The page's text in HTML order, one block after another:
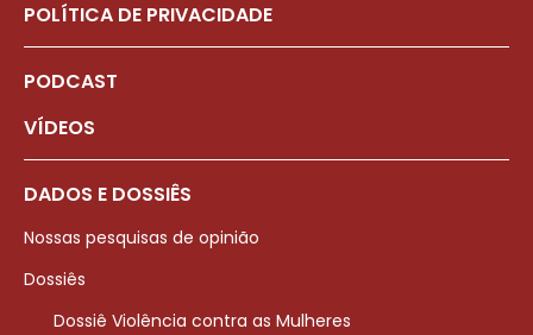
POLÍTICA DE PRIVACIDADE
PODCAST
VÍDEOS
DADOS E DOSSIÊS
Nossas pesquisas de opinião
Dossiês
Dossiê Violência contra as Mulheres